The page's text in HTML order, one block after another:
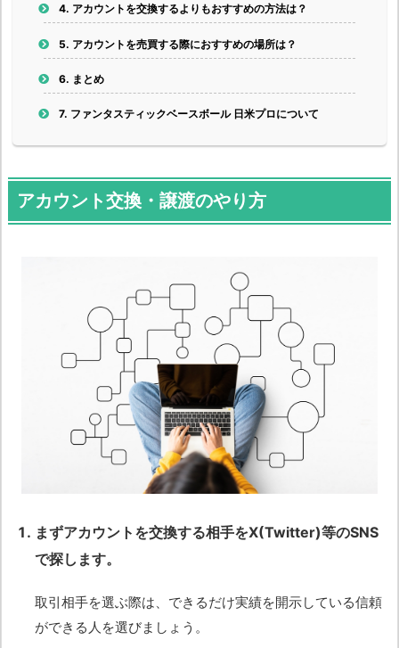
4. アカウントを交換するよりもおすすめの方法は？
5. アカウントを売買する際におすすめの場所は？
6. まとめ
7. ファンタスティックベースボール 日米プロについて
アカウント交換・譲渡のやり方
まずアカウントを交換する相手をX(Twitter)等のSNS
で探します。
取引相手を選ぶ際は、できるだけ実績を開示している信頼
ができる人を選びましょう。